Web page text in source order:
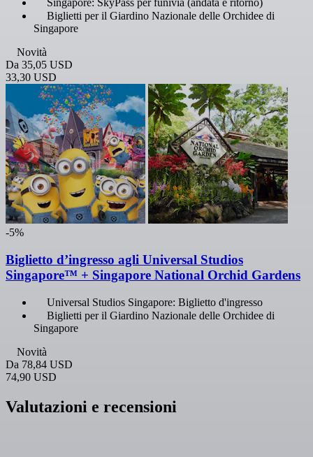
Singapore: SkyPass per funivia (andata e ritorno)
Biglietti per il Giardino Nazionale delle Orchidee di
Singapore
Novità
Da 35,05 USD
33,30 USD
-5%
Biglietto d’ingresso agli Universal Studios
Singapore™ + Singapore National Orchid Gardens
Universal Studios Singapore: Biglietto d'ingresso
Biglietti per il Giardino Nazionale delle Orchidee di
Singapore
Novità
Da 78,84 USD
74,90 USD
Valutazioni e recensioni